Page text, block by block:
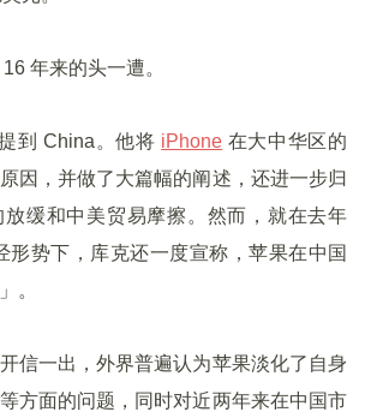
年来的头一遭。
到 China。他将 iPhone 在大中华区的
因，并做了大篇幅的阐述，还进一步归
缓和中美贸易摩擦。然而，就在去年
形势下，库克还一度宣称，苹果在中国
。
信一出，外界普遍认为苹果淡化了自身
方面的问题，同时对近两年来在中国市